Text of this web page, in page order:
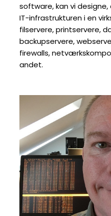
software, kan vi
IT-infrastrukturen i en
filservere, printservere,
backupservere,
firewalls,
andet.